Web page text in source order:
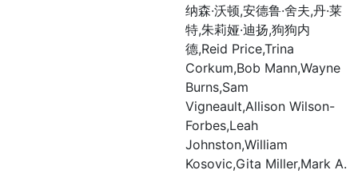
纳森·沃顿,安德鲁·舍夫,丹·莱
特,朱莉娅·迪扬,狗狗内
德,Reid Price,Trina
Corkum,Bob Mann,Wayne
Burns,Sam
Vigneault,Allison Wilson-
Forbes,Leah
Johnston,William
Kosovic,Gita Miller,Mark A.